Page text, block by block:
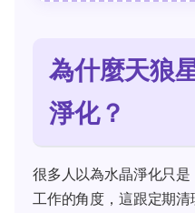
為什麼天狼
淨化？
很多人以為水晶淨化只
工作的角度，這跟定期